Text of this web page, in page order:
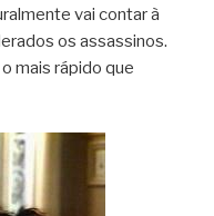
vai contar à
os assassinos.
mais rápido que